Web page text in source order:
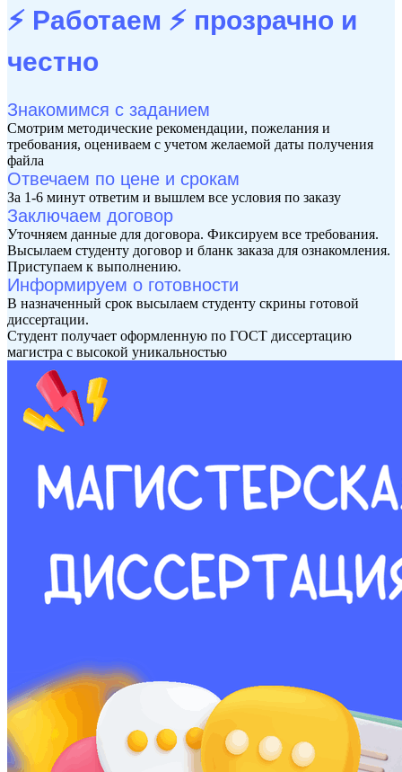
⚡ Работаем ⚡ прозрачно и
честно
Знакомимся с заданием
Смотрим методические рекомендации, пожелания и
требования, оцениваем с учетом желаемой даты получения
файла
Отвечаем по цене и срокам
За 1-6 минут ответим и вышлем все условия по заказу
Заключаем договор
Уточняем данные для договора. Фиксируем все требования.
Высылаем студенту договор и бланк заказа для ознакомления.
Приступаем к выполнению.
Информируем о готовности
В назначенный срок высылаем студенту скрины готовой
диссертации.
Студент получает оформленную по ГОСТ диссертацию
магистра с высокой уникальностью